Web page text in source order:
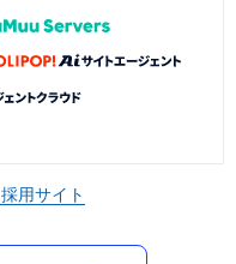
採用サイト